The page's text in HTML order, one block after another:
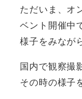
ただいま、オ
ベント開催中
様子をみなが
国内で観察撮
その時の様子